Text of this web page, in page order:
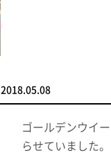
2018.05.08
ゴールデンウイ
らせていました